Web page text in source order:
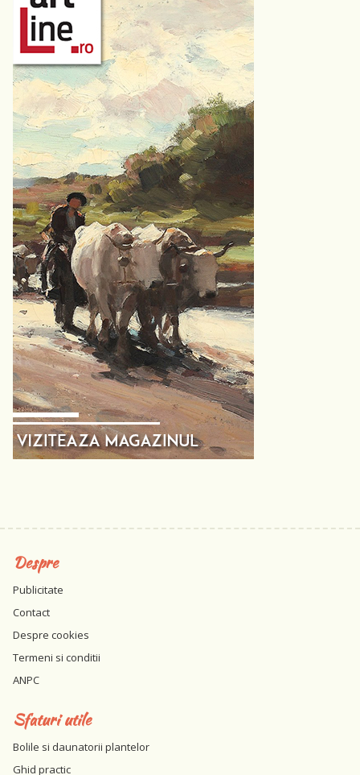
Despre
Publicitate
Contact
Despre cookies
Termeni si conditii
ANPC
Sfaturi utile
Bolile si daunatorii plantelor
Ghid practic